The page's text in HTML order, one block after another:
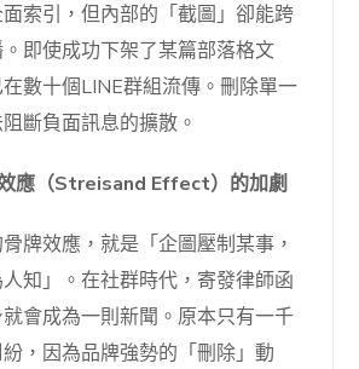
索引，但內部的「截圖」卻能跨
即使成功下架了某篇部落格文
數十個LINE群組流傳。刪除單一
斷負面訊息的擴散。
應（Streisand Effect）的加劇
牌效應，就是「企圖壓制某事，
知」。在社群時代，寄發律師函
會成為一則新聞。原本只有一千
，因為品牌強勢的「刪除」動